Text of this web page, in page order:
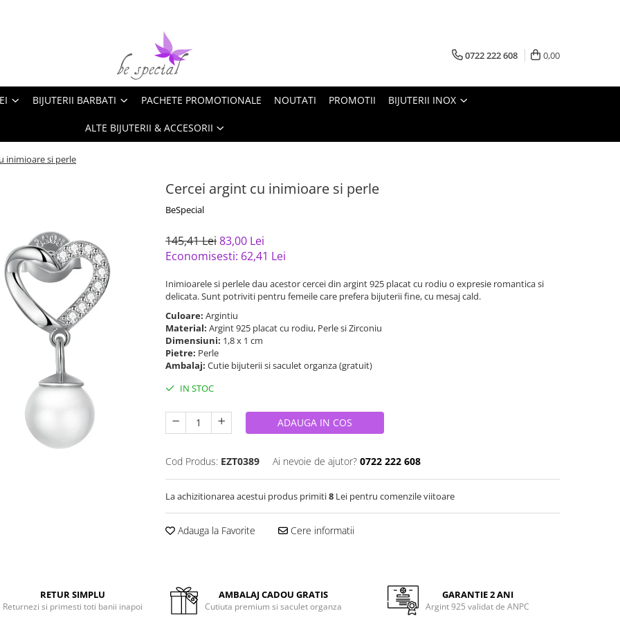
0722 222 608 0,00
BIJUTERII BARBATI PACHETE PROMOTIONALE NOUTATI PROMOTII BIJUTERII INOX
ALTE BIJUTERII & ACCESORII
inimioare si perle
Cercei argint cu inimioare si perle
BeSpecial
145,41 Lei83,00 Lei
Economisesti: 62,41 Lei
Inimioarele si perlele dau acestor cercei din argint 925 placat cu rodiu o expresie romantica si
delicata. Sunt potriviti pentru femeile care prefera bijuterii fine, cu mesaj cald.
Culoare: Argintiu
Material: Argint 925 placat cu rodiu, Perle si Zirconiu
Dimensiuni: 1,8 x 1 cm
Pietre: Perle
Ambalaj: Cutie bijuterii si saculet organza (gratuit)
IN STOC
ADAUGA IN COS
Cod Produs: EZT0389 Ai nevoie de ajutor? 0722 222 608
La achizitionarea acestui produs primiti8 Lei pentru comenzile viitoare
Adauga la Favorite Cere informatii
RETUR SIMPLU
Returnezi si primesti toti banii inapoi
AMBALAJ CADOU GRATIS
Cutiuta premium si saculet organza
GARANTIE 2 ANI
Argint 925 validat de ANPC